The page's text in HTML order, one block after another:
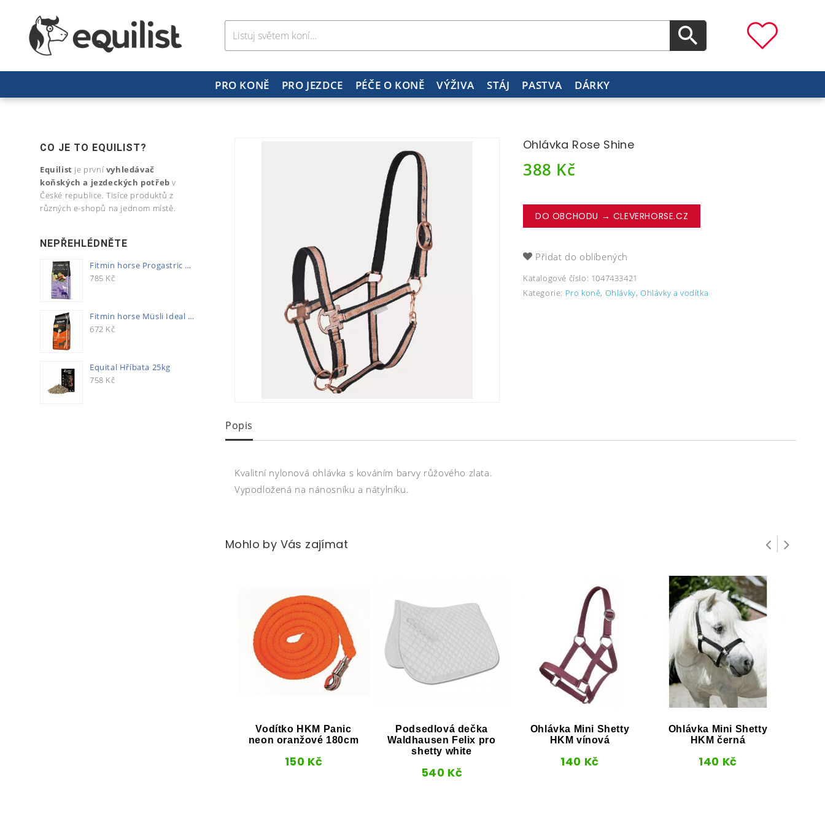
PRO KONĚ PRO JEZDCE PÉČE O KONĚ VÝŽIVA STÁJ PASTVA DÁRKY
Ohlávka Rose Shine
388 Kč
DO OBCHODU → CLEVERHORSE.CZ
Přidat do oblíbených
Katalogové číslo: 1047433421
Kategorie: Pro koně, Ohlávky,Ohlávky a vodítka
Popis
Kvalitní nylonová ohlávka s kováním barvy růžového zlata.
Vypodložená na nánosníku a nátylníku.
Mohlo by Vás zajímat
Vodítko HKM Panic
neon oranžové 180cm
150 Kč
Podsedlová dečka
Waldhausen Felix pro
shetty white
540 Kč
Ohlávka Mini Shetty
HKM vínová
140 Kč
Ohlávka Mini Shetty
HKM černá
140 Kč
CO JE TO EQUILIST?
Equilist je první vyhledávač
koňských a jezdeckých potřeb v
České republice. Tisíce produktů z
různých e-shopů na jednom místě.
NEPŘEHLÉDNĚTE
Fitmin horse Progastric 20kg
785 Kč
Fitmin horse Müsli Ideal 20kg
672 Kč
Equital Hříbata 25kg
758 Kč